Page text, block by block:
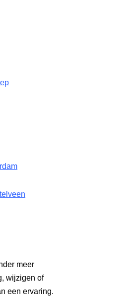
meer
wijzigen of
een ervaring.